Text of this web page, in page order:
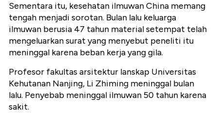
Sementara itu, kesehatan ilmuwan China memang
tengah menjadi sorotan. Bulan lalu keluarga
ilmuwan berusia 47 tahun material setempat telah
mengeluarkan surat yang menyebut peneliti itu
meninggal karena beban kerja yang gila.
Profesor fakultas arsitektur lanskap Universitas
Kehutanan Nanjing, Li Zhiming meninggal bulan
lalu. Penyebab meninggal ilmuwan 50 tahun karena
sakit.